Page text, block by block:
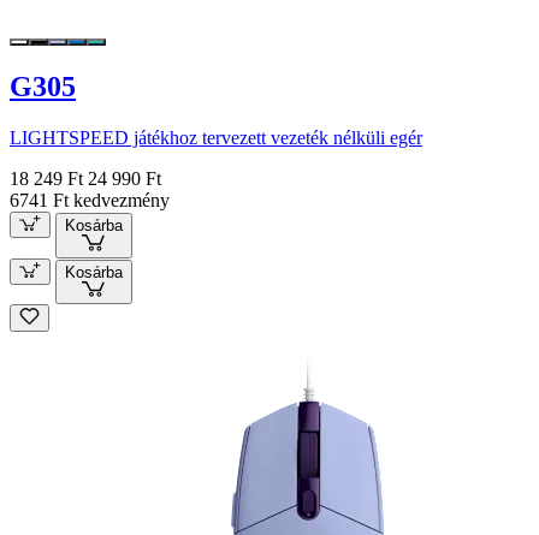
G305
LIGHTSPEED játékhoz tervezett vezeték nélküli egér
18 249 Ft 24 990 Ft
6741 Ft kedvezmény
Kosárba
Kosárba